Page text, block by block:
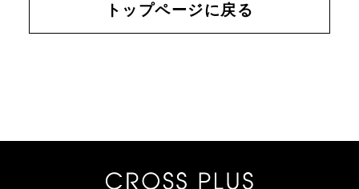
トップページに戻る